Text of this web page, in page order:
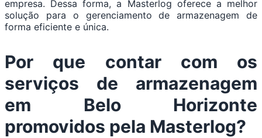
empresa. Dessa forma, a Masterlog oferece a melhor
solução para o gerenciamento de armazenagem de
forma eficiente e única.
Por que contar com os
serviços de armazenagem
em Belo Horizonte
promovidos pela Masterlog?